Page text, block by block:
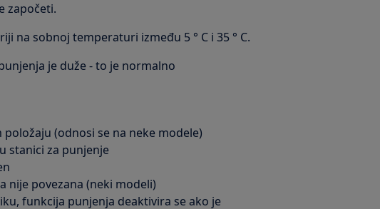
započeti.
na sobnoj temperaturi između 5 ° C i 35 ° C.
je duže - to je normalno
(odnosi se na neke modele)
stanici za punjenje
nije povezana (neki modeli)
funkcija punjenja deaktivira se ako je